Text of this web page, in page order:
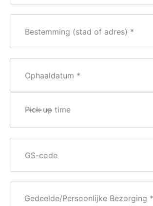
Bestemming (stad of adres)
Ophaaldatum
Pick up time
GS-code
Gedeelde/Persoonlijke Bezorging *